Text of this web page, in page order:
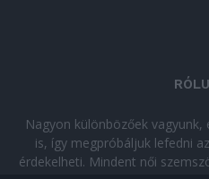
Nagyon különbözőek
is, így megpróbáljuk lefedni
érdekelheti. Mindent női